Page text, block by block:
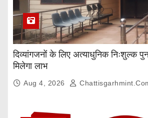
दिव्यांगजनों के लिए अत्याधुनिक निःशुल्क
मिलेगा लाभ
Aug 4, 2026